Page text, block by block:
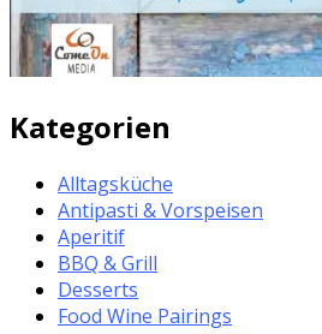
Kategorien
Alltagsküche
Antipasti & Vorspeisen
Aperitif
BBQ & Grill
Desserts
Food Wine Pairings